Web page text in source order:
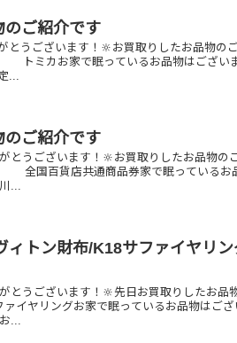
のご紹介です
とうございます！🔆お買取りしたお品物の
ミカお家で眠っているお品物はござい
...
のご紹介です
とうございます！🔆お買取りしたお品物の
貨店共通商品券家で眠っているお
...
ィトン財布/K18サファイヤリ
とうございます！🔆先日お買取りしたお品
イヤリングお家で眠っているお品物はご
...